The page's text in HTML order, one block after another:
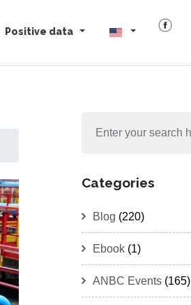
Positive data
Categories
Blog (220)
Ebook (1)
ANBC Events (165)